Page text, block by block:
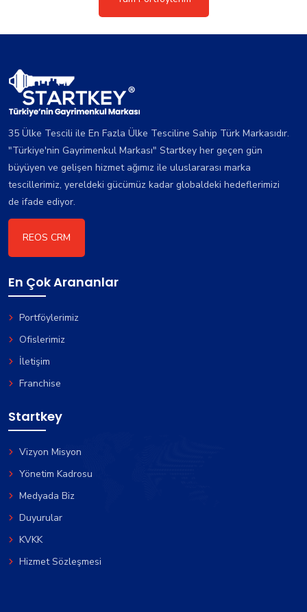
35 Ülke Tescili ile En Fazla Ülke Tesciline Sahip Türk Markasıdır.
"Türkiye'nin Gayrimenkul Markası" Startkey her geçen gün
büyüyen ve gelişen hizmet ağımız ile uluslararası marka
tescillerimiz, yereldeki gücümüz kadar globaldeki hedeflerimizi
de ifade ediyor.
REOS CRM
En Çok Arananlar
Portföylerimiz
Ofislerimiz
İletişim
Franchise
Startkey
Vizyon Misyon
Yönetim Kadrosu
Medyada Biz
Duyurular
KVKK
Hizmet Sözleşmesi